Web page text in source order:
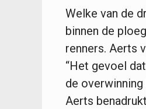
Welke van de
binnen de
renners. Aerts
“Het gevoel
de
Aerts